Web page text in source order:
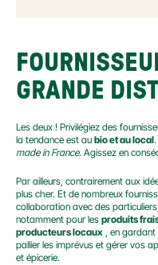
GRANDE
Les deux ! Privilégiez des
la tendance est au bio et au local
made in France. Agissez en
Par ailleurs, contrairement aux
plus cher. Et de nombreux
collaboration avec des
notamment pour les produits
producteurs locaux , en gardant
pallier les imprévus et gérer vos
et épicerie.